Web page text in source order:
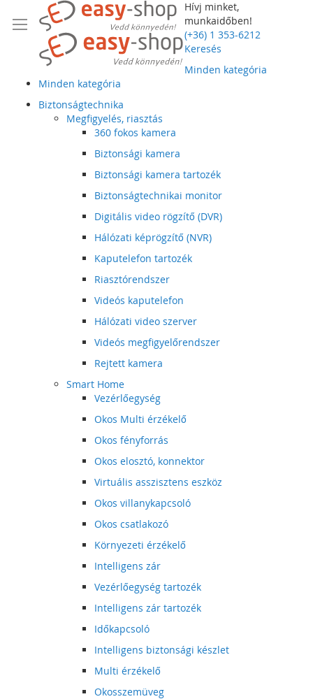
Hívj minket,
munkaidőben!
(+36) 1 353-6212
Keresés
Minden kategória
Minden kategória
Biztonságtechnika
Megfigyelés, riasztás
360 fokos kamera
Biztonsági kamera
Biztonsági kamera tartozék
Biztonságtechnikai monitor
Digitális video rögzítő (DVR)
Hálózati képrögzítő (NVR)
Kaputelefon tartozék
Riasztórendszer
Videós kaputelefon
Hálózati video szerver
Videós megfigyelőrendszer
Rejtett kamera
Smart Home
Vezérlőegység
Okos Multi érzékelő
Okos fényforrás
Okos elosztó, konnektor
Virtuális asszisztens eszköz
Okos villanykapcsoló
Okos csatlakozó
Környezeti érzékelő
Intelligens zár
Vezérlőegység tartozék
Intelligens zár tartozék
Időkapcsoló
Intelligens biztonsági készlet
Multi érzékelő
Okosszemüveg